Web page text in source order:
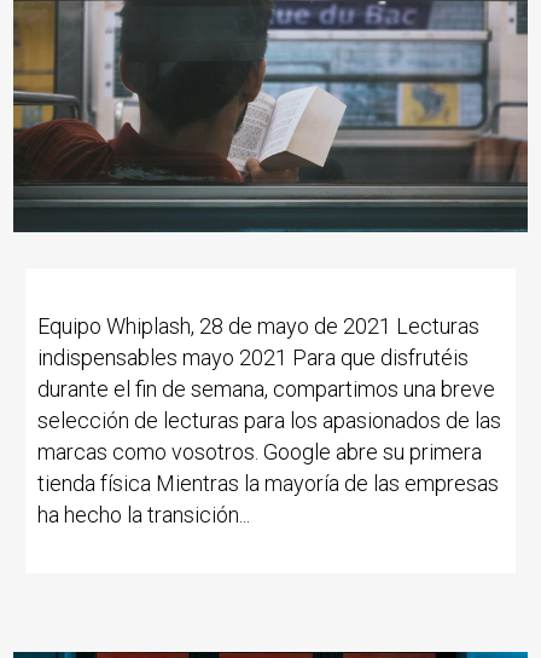
Equipo Whiplash, 28 de mayo de 2021 Lecturas
indispensables mayo 2021 Para que disfrutéis
durante el fin de semana, compartimos una breve
selección de lecturas para los apasionados de las
marcas como vosotros. Google abre su primera
tienda física Mientras la mayoría de las empresas
ha hecho la transición...